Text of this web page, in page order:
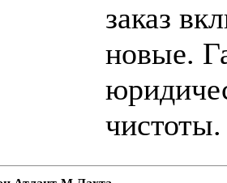
заказ
новые.
чистоты.